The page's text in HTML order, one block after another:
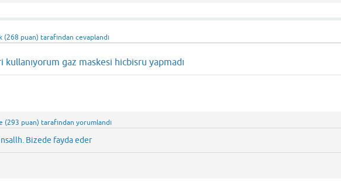
(268 puan) tarafından cevaplandı
gaz maskesi hicbisru yapmadı
(293 puan) tarafından yorumlandı
Bizede fayda eder